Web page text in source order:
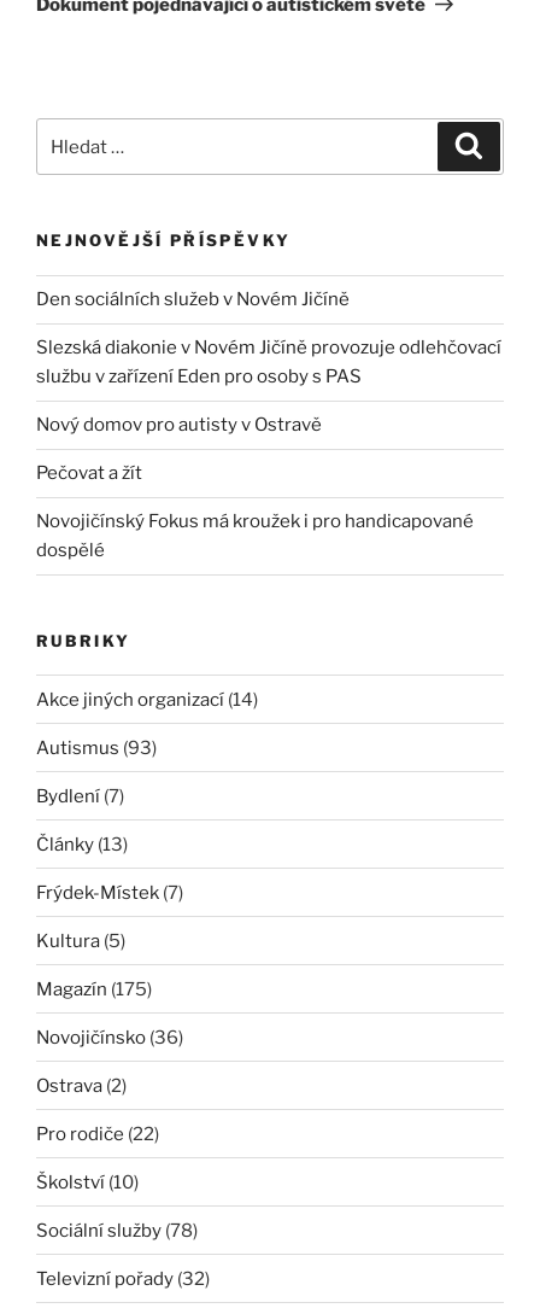
Dokument pojednávající o autistickém světě
NEJNOVĚJŠÍ PŘÍSPĚVKY
Den sociálních služeb v Novém Jičíně
Slezská diakonie v Novém Jičíně provozuje odlehčovací
službu v zařízení Eden pro osoby s PAS
Nový domov pro autisty v Ostravě
Pečovat a žít
Novojičínský Fokus má kroužek i pro handicapované
dospělé
RUBRIKY
Akce jiných organizací (14)
Autismus (93)
Bydlení (7)
Články (13)
Frýdek-Místek (7)
Kultura (5)
Magazín (175)
Novojičínsko (36)
Ostrava (2)
Pro rodiče (22)
Školství (10)
Sociální služby (78)
Televizní pořady (32)